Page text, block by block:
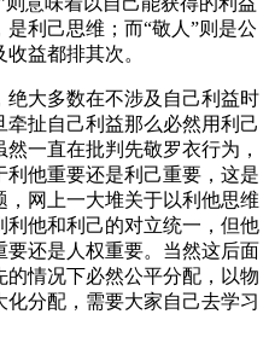
利己思维；而“敬人”则是公
益都排其次。
大多数在不涉及自己利益时
扯自己利益那么必然用利己
一直在批判先敬罗衣行为，
他重要还是利己重要，这是
网上一大堆关于以利他思维
他和利己的对立统一，但他
还是人权重要。当然这后面
情况下必然公平分配，以物
分配，需要大家自己去学习